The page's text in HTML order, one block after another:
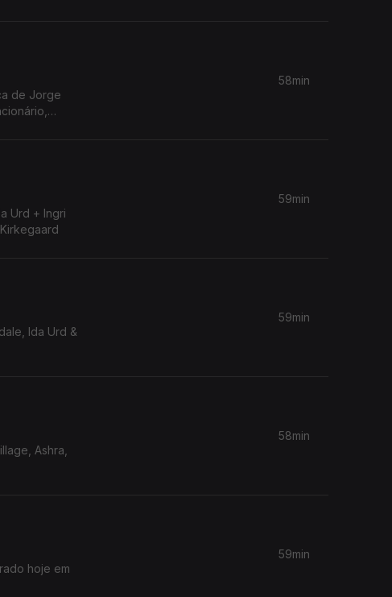
de Jorge
58min
Urd + Ingri
59min
Ida Urd &
59min
Ashra,
58min
hoje em
59min